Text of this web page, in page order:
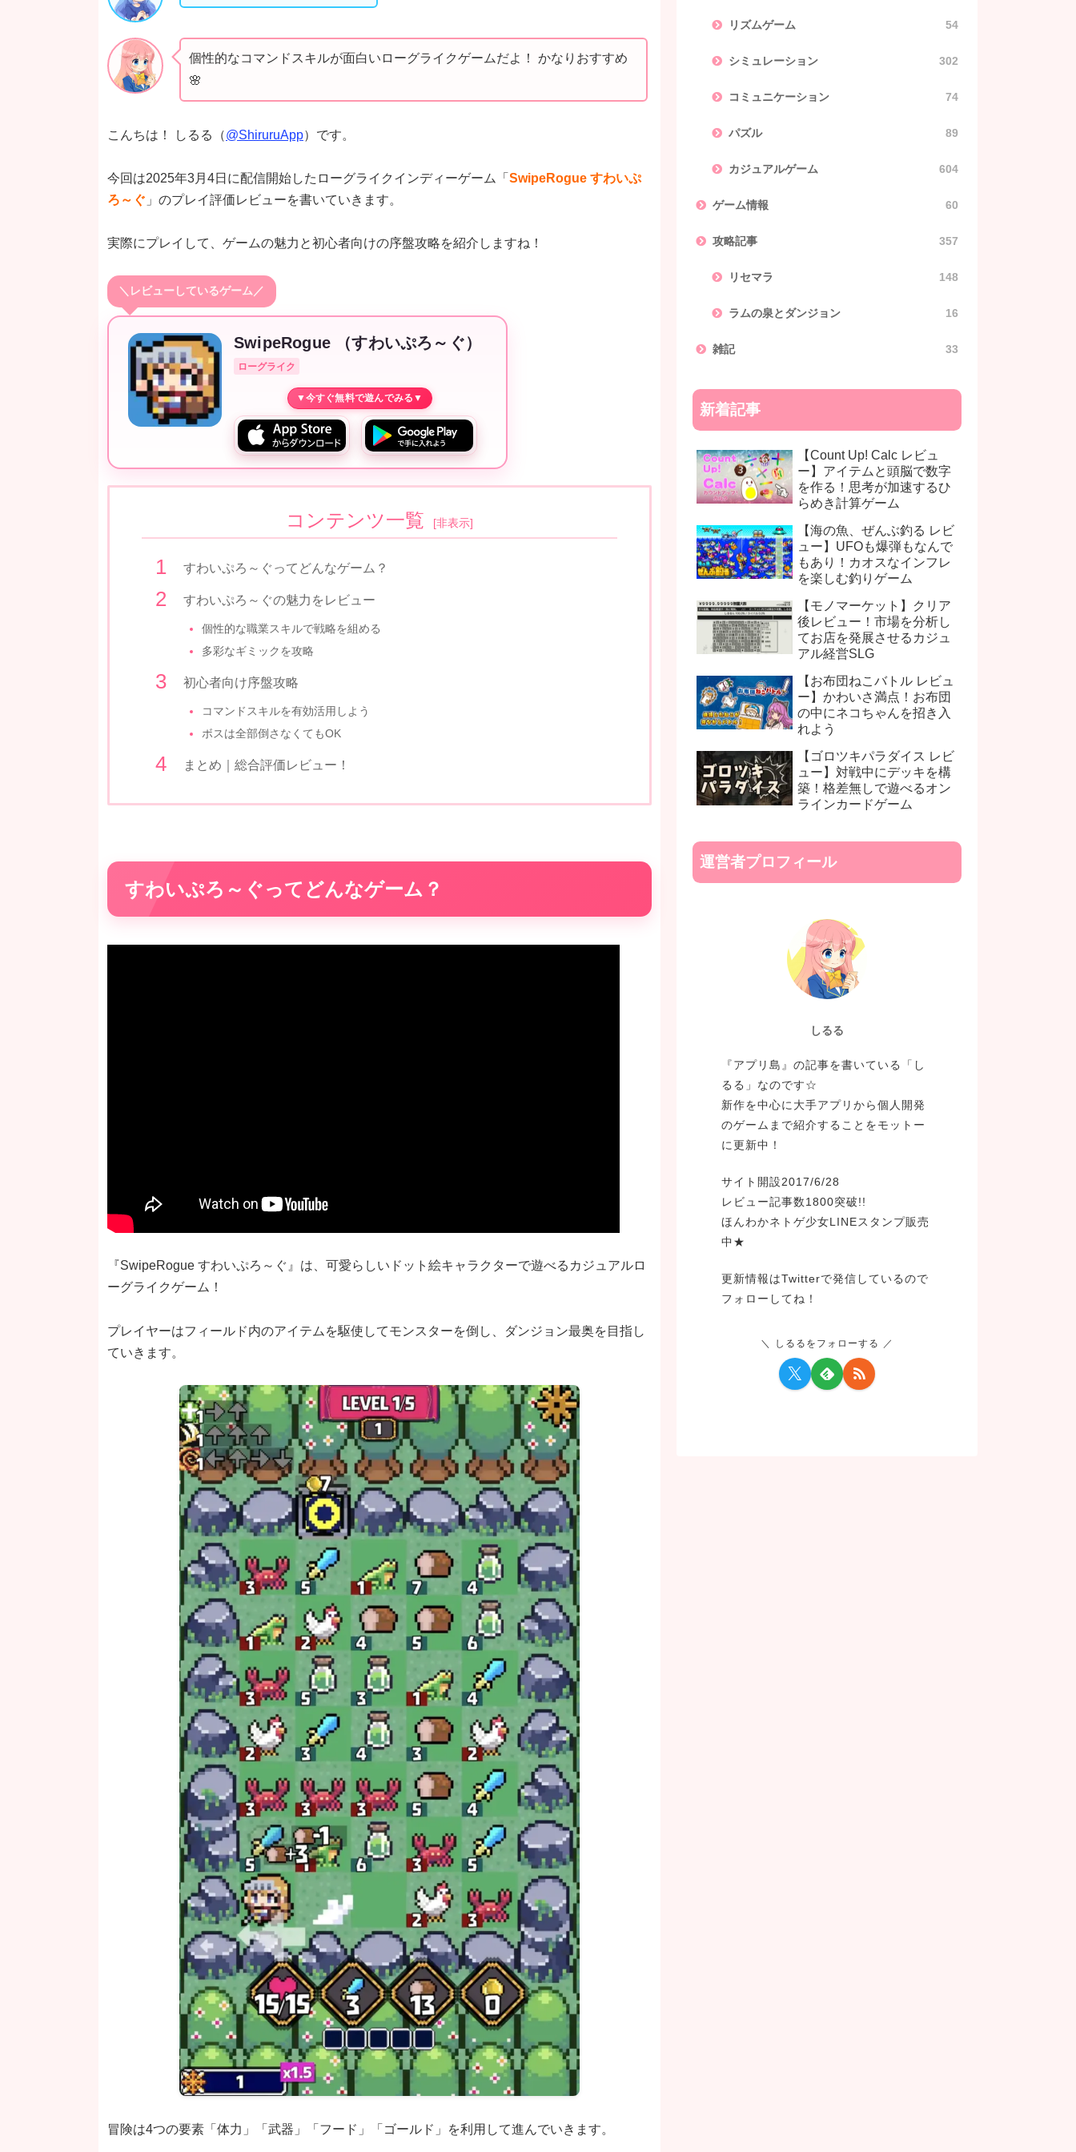
個性的なコマンドスキルが面白いローグライクゲームだよ！ かなりおすすめ
🌸
こんちは！ しるる（@ShiruruApp）です。
今回は2025年3月4日に配信開始したローグライクインディーゲーム「 SwipeRogue すわいぷ
ろ～ぐ 」のプレイ評価レビューを書いていきます。
実際にプレイして、ゲームの魅力と初心者向けの序盤攻略を紹介しますね！
＼レビューしているゲーム／
SwipeRogue （すわいぷろ～ぐ）
ローグライク
コンテンツ一覧 [非表示]
すわいぷろ～ぐってどんなゲーム？
すわいぷろ～ぐの魅力をレビュー
個性的な職業スキルで戦略を組める
多彩なギミックを攻略
初心者向け序盤攻略
コマンドスキルを有効活用しよう
ボスは全部倒さなくてもOK
まとめ｜総合評価レビュー！
すわいぷろ～ぐってどんなゲーム？
『SwipeRogue すわいぷろ～ぐ』は、可愛らしいドット絵キャラクターで遊べるカジュアルロ
ーグライクゲーム！
プレイヤーはフィールド内のアイテムを駆使してモンスターを倒し、ダンジョン最奥を目指し
ていきます。
冒険は4つの要素「体力」「武器」「フード」「ゴールド」を利用して進んでいきます。
リズムゲーム 54
シミュレーション 302
コミュニケーション 74
パズル 89
カジュアルゲーム 604
ゲーム情報 60
攻略記事 357
リセマラ 148
ラムの泉とダンジョン 16
雑記 33
新着記事
【Count Up! Calc レビュ
ー】アイテムと頭脳で数字
を作る！思考が加速するひ
らめき計算ゲーム
【海の魚、ぜんぶ釣る レビ
ュー】UFOも爆弾もなんで
もあり！カオスなインフレ
を楽しむ釣りゲーム
【モノマーケット】クリア
後レビュー！市場を分析し
てお店を発展させるカジュ
アル経営SLG
【お布団ねこバトル レビュ
ー】かわいさ満点！お布団
の中にネコちゃんを招き入
れよう
【ゴロツキパラダイス レビ
ュー】対戦中にデッキを構
築！格差無しで遊べるオン
ラインカードゲーム
運営者プロフィール
しるる
『アプリ島』の記事を書いている「し
るる」なのです☆
新作を中心に大手アプリから個人開発
のゲームまで紹介することをモットー
に更新中！
サイト開設2017/6/28
レビュー記事数1800突破!!
ほんわかネトゲ少女LINEスタンプ販売
中★
更新情報はTwitterで発信しているので
フォローしてね！
しるるをフォローする